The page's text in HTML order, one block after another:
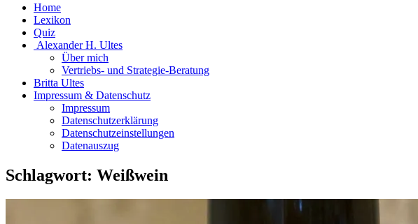
Home
Lexikon
Quiz
Alexander H. Ultes
Über mich
Vertriebs- und Strategie-Beratung
Britta Ultes
Impressum & Datenschutz
Impressum
Datenschutzerklärung
Datenschutzeinstellungen
Datenauszug
Schlagwort: Weißwein